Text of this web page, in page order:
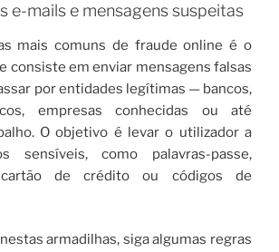
e-mails e mensagens suspeitas
mais comuns de fraude online é o
consiste em enviar mensagens falsas
por entidades legítimas — bancos,
empresas conhecidas ou até
O objetivo é levar o utilizador a
sensíveis, como palavras-passe,
de crédito ou códigos de
armadilhas, siga algumas regras